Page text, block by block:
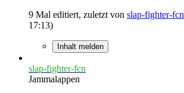
9 Mal editiert, zuletzt von slap-fighter-fcn
17:13)
Inhalt melden
slap-fighter-fcn
Jammalappen